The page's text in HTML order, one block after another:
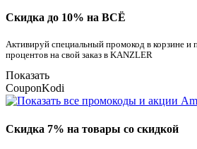
Скидка до 10% на ВСЁ
Активируй специальный промокод в корзине и
процентов на свой заказ в KANZLER
Показать
CouponKodi
Скидка 7% на товары со скидкой